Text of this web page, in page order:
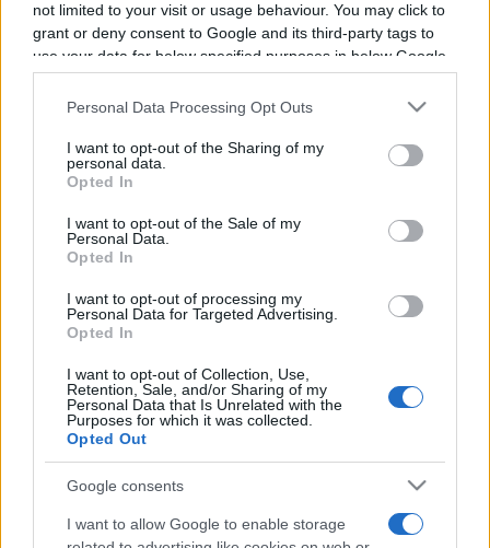
not limited to your visit or usage behaviour. You may click to
grant or deny consent to Google and its third-party tags to
use your data for below specified purposes in below Google
consent section.
Personal Data Processing Opt Outs
I want to opt-out of the Sharing of my
personal data.
Opted In
I want to opt-out of the Sale of my
Personal Data.
Opted In
I want to opt-out of processing my
Personal Data for Targeted Advertising.
Opted In
I want to opt-out of Collection, Use,
Retention, Sale, and/or Sharing of my
Personal Data that Is Unrelated with the
Purposes for which it was collected.
Opted Out
Google consents
I want to allow Google to enable storage
Programme TV Rugby>Top 14> Lyon Ou -
Montauban
Samedi 14 Février
16h35